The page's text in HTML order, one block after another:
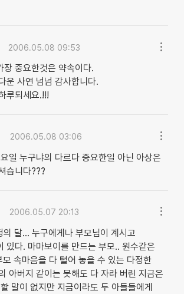
2006.05.08 09:53
장 중요한것은 약속이다.
운 사연 넘넘 감사합니다.
루되세요.!!!
2006.05.08 03:06
일 누구냐의 다르다 중요한일 아닌 아상은
습니다???
2006.05.07 20:13
달... 누구에게나 부모님이 계시고
있다. 마마보이를 만드는 부모.. 원수같은
속마음을 다 털어 놓을 수 있는 다정한
아버지 같이는 못해도 다 자라 버린 지금은
말이 없지만 지금이라도 두 아들들에게